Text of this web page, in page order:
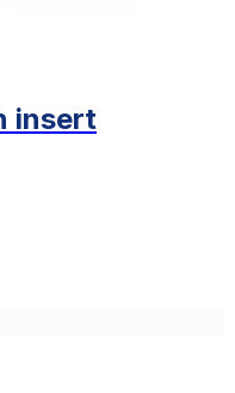
insert